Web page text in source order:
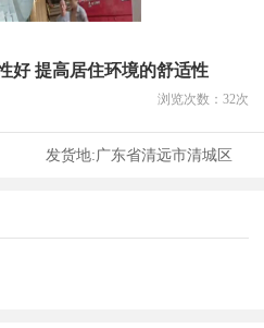
好 提高居住环境的舒适性
浏览次数： 32次
发货地:广东省清远市清城区